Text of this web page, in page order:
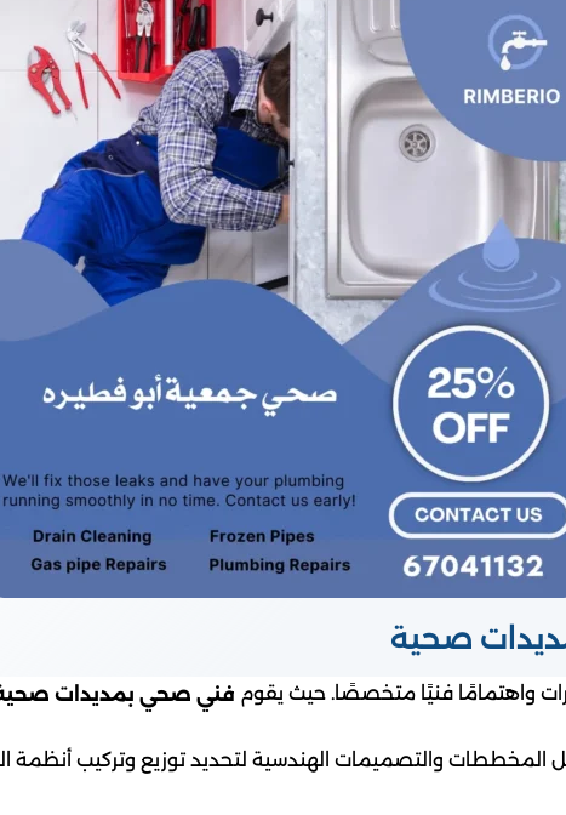
صحية
واهتمامًا فنيًا متخصصًا. حيث يقوم فني صحي بمديدات
المخططات والتصميمات الهندسية لتحديد توزيع وتركيب أنظمة